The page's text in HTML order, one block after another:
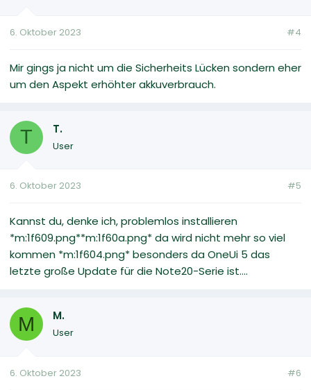
6. Oktober 2023 #4
Mir gings ja nicht um die Sicherheits Lücken sondern eher
um den Aspekt erhöhter akkuverbrauch.
T T.
User
6. Oktober 2023 #5
Kannst du, denke ich, problemlos installieren
*m:1f609.png**m:1f60a.png* da wird nicht mehr so viel
kommen *m:1f604.png* besonders da OneUi 5 das
letzte große Update für die Note20-Serie ist....
M M.
User
6. Oktober 2023 #6